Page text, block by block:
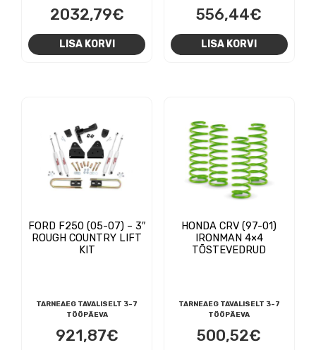
2032,79€
LISA KORVI
556,44€
LISA KORVI
FORD F250 (05-07) – 3″
ROUGH COUNTRY LIFT
KIT
TARNEAEG TAVALISELT 3-7
TÖÖPÄEVA
921,87€
HONDA CRV (97-01)
IRONMAN 4×4
TÕSTEVEDRUD
TARNEAEG TAVALISELT 3-7
TÖÖPÄEVA
500,52€